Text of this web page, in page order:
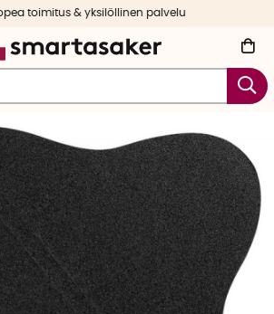
toimitus & yksilöllinen palvelu